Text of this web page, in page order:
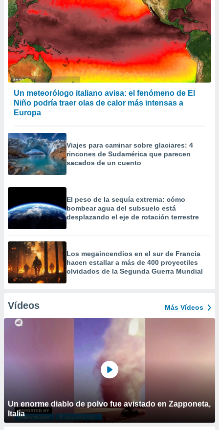
Un meteorólogo italiano avisa: el fenómeno de El
Niño podría traer olas de calor más intensas a
Europa
Viajes para caminar sobre glaciares: 4
rincones de Sudamérica que parecen
sacados de un cuento
El peso de la sequía extrema: cómo
bombear agua del subsuelo está
desplazando el eje de rotación terrestre
Los megaincendios en el sur de Francia
hacen estallar a más de 400 proyectiles
olvidados de la Segunda Guerra Mundial
Vídeos Más Vídeos
Un enorme diablo de polvo fue avistado en Zapponeta,
Italia